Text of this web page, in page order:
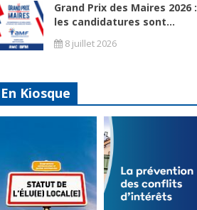
Grand Prix des Maires 2026 :
les candidatures sont...
8 juillet 2026
En Kiosque